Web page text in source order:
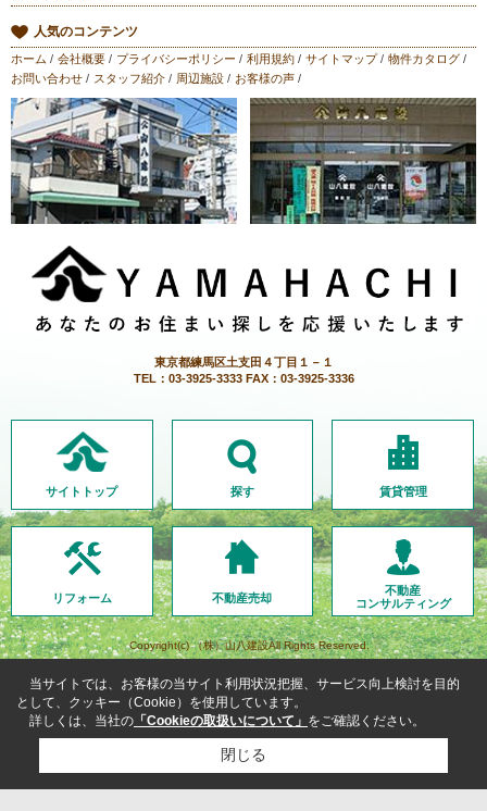
人気のコンテンツ
ホーム / 会社概要 / プライバシーポリシー / 利用規約 / サイトマップ/ 物件カタログ /
お問い合わせ / スタッフ紹介 / 周辺施設 / お客様の声 /
東京都練馬区土支田４丁目１－１
TEL：03-3925-3333 FAX：03-3925-3336
サイトトップ 探す 賃貸管理
リフォーム 不動産売却
不動産
コンサルティング
Copyright(c) （株）山八建設All Rights Reserved.
当サイトでは、お客様の当サイト利用状況把握、サービス向上検討を目的
として、クッキー（Cookie）を使用しています。
詳しくは、当社の 「Cookieの取扱いについて」 をご確認ください。
閉じる